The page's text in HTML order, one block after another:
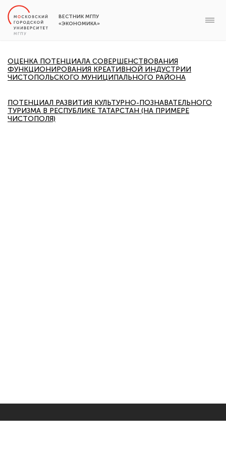
ВЕСТНИК МГПУ
«ЭКОНОМИКА»
ОЦЕНКА ПОТЕНЦИАЛА СОВЕРШЕНСТВОВАНИЯ
ФУНКЦИОНИРОВАНИЯ КРЕАТИВНОЙ ИНДУСТРИИ
ЧИСТОПОЛЬСКОГО МУНИЦИПАЛЬНОГО РАЙОНА
ПОТЕНЦИАЛ РАЗВИТИЯ КУЛЬТУРНО-ПОЗНАВАТЕЛЬНОГО
ТУРИЗМА В РЕСПУБЛИКЕ ТАТАРСТАН (НА ПРИМЕРЕ
ЧИСТОПОЛЯ)